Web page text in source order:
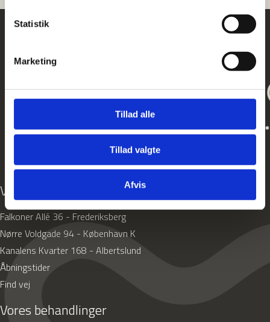
Statistik
Marketing
Tillad alle
Tillad valgte
Afvis
Vores klinikker
Falkoner Allé 36 - Frederiksberg
Nørre Voldgade 94 - København K
Kanalens Kvarter 168 - Albertslund
Åbningstider
Find vej
Vores behandlinger